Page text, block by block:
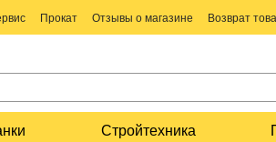
Прокат Отзывы о магазине Возврат
Стройтехника